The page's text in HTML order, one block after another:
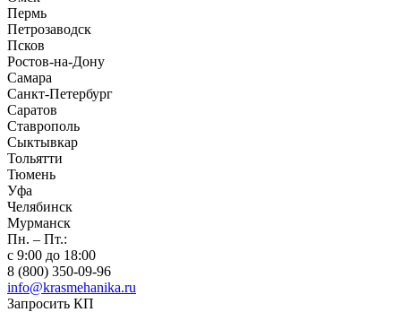
Пермь
Петрозаводск
Псков
Ростов-на-Дону
Самара
Санкт-Петербург
Саратов
Ставрополь
Сыктывкар
Тольятти
Тюмень
Уфа
Челябинск
Мурманск
Пн. – Пт.:
с 9:00 до 18:00
8 (800) 350-09-96
info@krasmehanika.ru
Запросить КП